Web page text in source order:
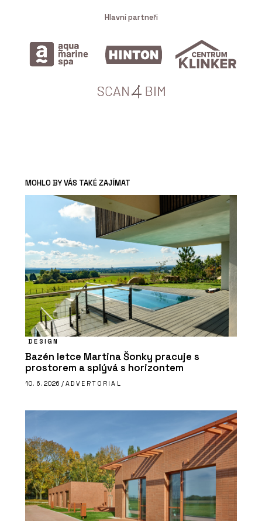
Hlavní partneři
MOHLO BY VÁS TAKÉ ZAJÍMAT
DESIGN
Bazén letce Martina Šonky pracuje s
prostorem a splývá s horizontem
10. 6. 2026 / ADVERTORIAL